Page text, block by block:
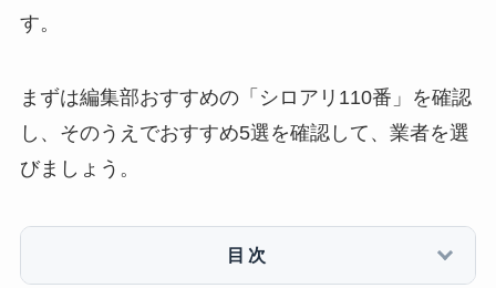
す。
まずは編集部おすすめの「シロアリ110番」を確認
し、そのうえでおすすめ5選を確認して、業者を選
びましょう。
目次